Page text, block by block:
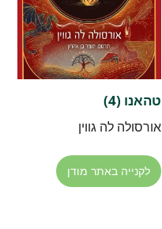
טהאנו (4)
אורסולה לה גווין
לקנייה באתר מודן